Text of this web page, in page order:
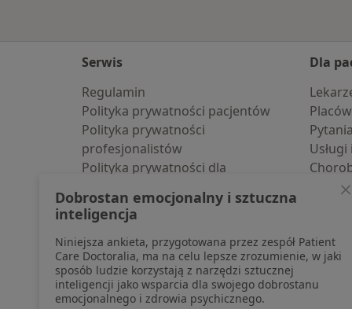
Serwis
Regulamin
Polityka prywatności pacjentów
Polityka prywatności
profesjonalistów
Polityka prywatności dla
pozyskaliśmy samodzielnie
Polityka cookies
Jak działają wyniki wyszukiwania
Dostępność
O nas
Praca Rekrutujemy!
Dla
Pomoc
Blog
Dobrostan emocjonalny i sztuczna
inteligencja
Niniejsza ankieta, przygotowana przez zespół Patient
Care Doctoralia, ma na celu lepsze zrozumienie, w jaki
sposób ludzie korzystają z narzędzi sztucznej
inteligencji jako wsparcia dla swojego dobrostanu
emocjonalnego i zdrowia psychicznego.